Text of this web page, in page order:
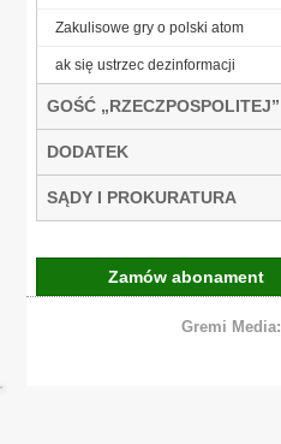
Zakulisowe gry o polski atom
ak się ustrzec dezinformacji
GOŚĆ „RZECZPOSPOLITEJ”
DODATEK
SĄDY I PROKURATURA
Zamów abonament
Gremi Media: